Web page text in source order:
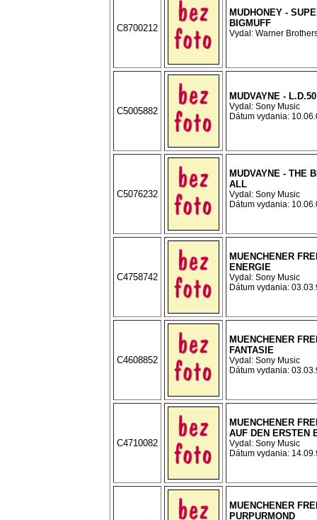
C8700212
MUDHONEY -
BIGMUFF
Vydal: Warner
C5005882
MUDVAYNE - L.D.50
Vydal: Sony Music
Dátum vydania:
C5076232
MUDVAYNE - THE
ALL
Vydal: Sony Music
Dátum vydania:
C4758742
MUENCHENER
ENERGIE
Vydal: Sony Music
Dátum vydania:
C4608852
MUENCHENER
FANTASIE
Vydal: Sony Music
Dátum vydania:
C4710082
MUENCHENER
AUF DEN ERSTEN
Vydal: Sony Music
Dátum vydania:
MUENCHENER
PURPURMOND